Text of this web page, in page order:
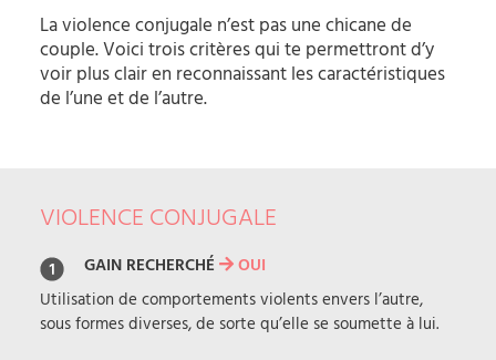
La violence conjugale n’est pas une chicane de
couple. Voici trois critères qui te permettront d’y
voir plus clair en reconnaissant les caractéristiques
de l’une et de l’autre.
VIOLENCE CONJUGALE
GAIN RECHERCHÉ OUI
Utilisation de comportements violents envers l’autre,
sous formes diverses, de sorte qu’elle se soumette à lui.